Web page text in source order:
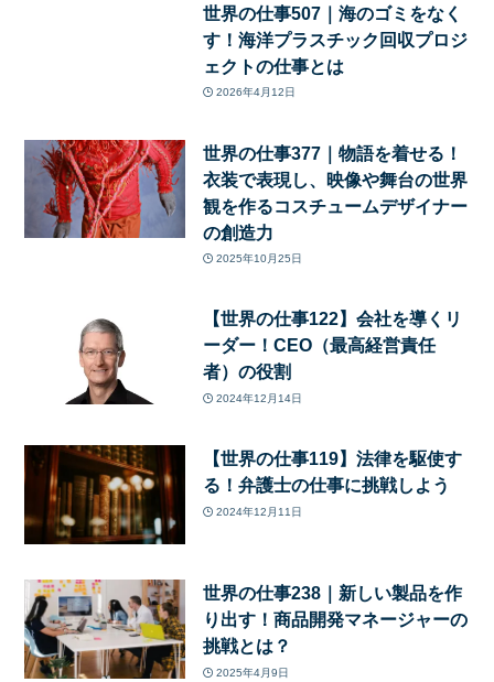
世界の仕事507｜海のゴミをなく
す！海洋プラスチック回収プロジ
ェクトの仕事とは
2026年4月12日
世界の仕事377｜物語を着せる！
衣装で表現し、映像や舞台の世界
観を作るコスチュームデザイナー
の創造力
2025年10月25日
【世界の仕事122】会社を導くリ
ーダー！CEO（最高経営責任
者）の役割
2024年12月14日
【世界の仕事119】法律を駆使す
る！弁護士の仕事に挑戦しよう
2024年12月11日
世界の仕事238｜新しい製品を作
り出す！商品開発マネージャーの
挑戦とは？
2025年4月9日